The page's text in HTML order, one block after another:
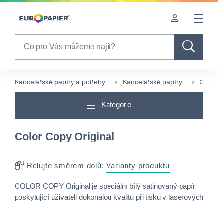
Table Of Content
Kancelářské papíry a potřeby Kancelářské papíry
Kategorie
Color Copy Original
Rolujte směrem dolů: Varianty produktu
COLOR COPY Original je speciální bílý satinovaný papír
poskytující uživateli dokonalou kvalitu při tisku v laserových